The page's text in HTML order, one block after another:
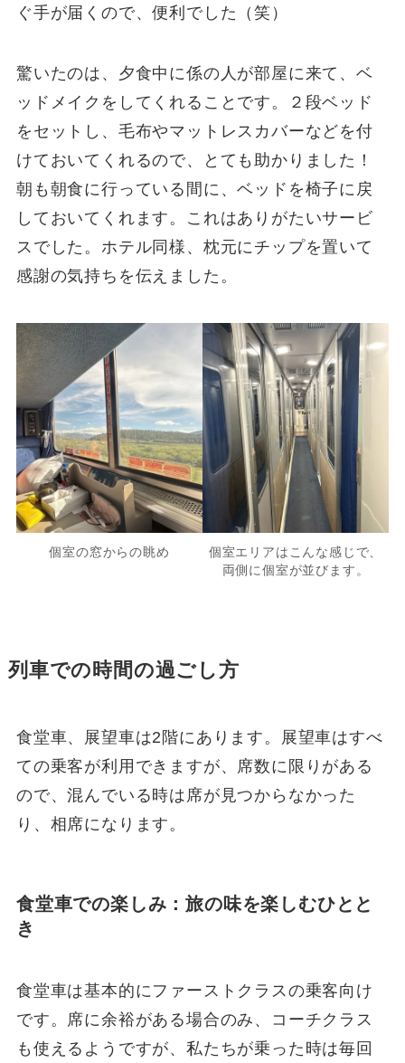
ぐ手が届くので、便利でした（笑）
驚いたのは、夕食中に係の人が部屋に来て、ベ
ッドメイクをしてくれることです。２段ベッド
をセットし、毛布やマットレスカバーなどを付
けておいてくれるので、とても助かりました！
朝も朝食に行っている間に、ベッドを椅子に戻
しておいてくれます。これはありがたいサービ
スでした。ホテル同様、枕元にチップを置いて
感謝の気持ちを伝えました。
個室の窓からの眺め
個室エリアはこんな感じで、
両側に個室が並びます。
列車での時間の過ごし方
食堂車、展望車は2階にあります。展望車はすべ
ての乗客が利用できますが、席数に限りがある
ので、混んでいる時は席が見つからなかった
り、相席になります。
食堂車での楽しみ：旅の味を楽しむひとと
き
食堂車は基本的にファーストクラスの乗客向け
です。席に余裕がある場合のみ、コーチクラス
も使えるようですが、私たちが乗った時は毎回